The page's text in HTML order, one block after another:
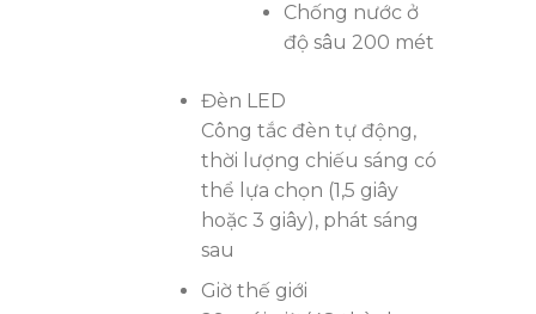
Chống nước ở
độ sâu 200 mét
Đèn LED
Công tắc đèn tự động,
thời lượng chiếu sáng có
thể lựa chọn (1,5 giây
hoặc 3 giây), phát sáng
sau
Giờ thế giới